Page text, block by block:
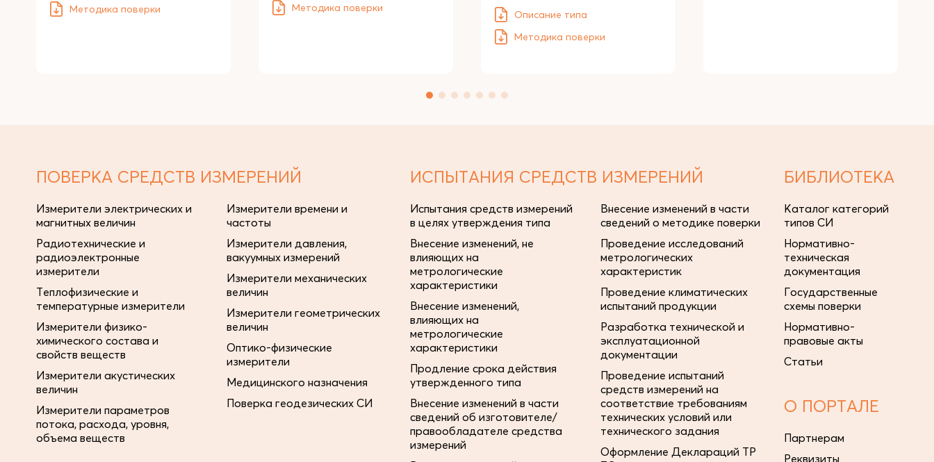
Методика поверки
Методика поверки
Описание типа
Методика поверки
ПОВЕРКА СРЕДСТВ ИЗМЕРЕНИЙ
Измерители электрических и
магнитных величин
Радиотехнические и
радиоэлектронные
измерители
Теплофизические и
температурные измерители
Измерители физико-
химического состава и
свойств веществ
Измерители акустических
величин
Измерители параметров
потока, расхода, уровня,
объема веществ
Измерители времени и
частоты
Измерители давления,
вакуумных измерений
Измерители механических
величин
Измерители геометрических
величин
Оптико-физические
измерители
Медицинского назначения
Поверка геодезических СИ
ИСПЫТАНИЯ СРЕДСТВ ИЗМЕРЕНИЙ
Испытания средств измерений
в целях утверждения типа
Внесение изменений, не
влияющих на
метрологические
характеристики
Внесение изменений,
влияющих на
метрологические
характеристики
Продление срока действия
утвержденного типа
Внесение изменений в части
сведений об изготовителе/
правообладателе средства
измерений
Внесение изменений в части
сведений о методике поверки
Проведение исследований
метрологических
характеристик
Проведение климатических
испытаний продукции
Разработка технической и
эксплуатационной
документации
Проведение испытаний
средств измерений на
соответствие требованиям
технических условий или
технического задания
Оформление Деклараций ТР
БИБЛИОТЕКА
Каталог категорий
типов СИ
Нормативно-
техническая
документация
Государственные
схемы поверки
Нормативно-
правовые акты
Статьи
О ПОРТАЛЕ
Партнерам
Реквизиты